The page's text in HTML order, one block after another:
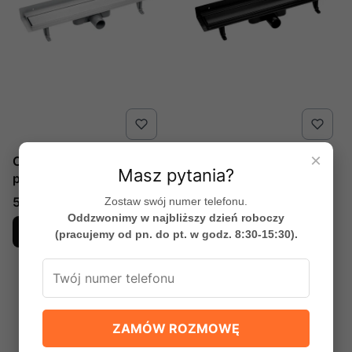
Odpływ liniowy
przyścienny Basso
80cm, nr kat. COB 281D
, producent Laveo
Cena
583,02 zł
Do koszyka
przyścienny Basso
80cm, nr kat.COB 781D,
producent Laveo
Cena
855,47 zł
Do koszyka
×
Masz pytania?
Zostaw swój numer telefonu.
Oddzwonimy w najbliższy dzień roboczy
(pracujemy od pn. do pt. w godz. 8:30-15:30).
ZAMÓW ROZMOWĘ